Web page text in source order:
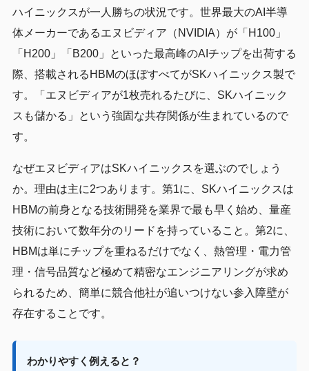
ハイニックスが一人勝ちの状況です。世界最大のAI半導
体メーカーであるエヌビディア（NVIDIA）が「H100」
「H200」「B200」といった最高峰のAIチップを出荷する
際、搭載されるHBMのほぼすべてがSKハイニックス製で
す。「エヌビディアが1枚売れるたびに、SKハイニック
スも儲かる」という強固な共存関係が生まれているので
す。
なぜエヌビディアはSKハイニックスを選ぶのでしょう
か。理由は主に2つあります。第1に、SKハイニックスは
HBMの前身となる技術開発を業界で最も早く始め、量産
技術において数年分のリードを持っていること。第2に、
HBMは単にチップを重ねるだけでなく、熱管理・電力管
理・信号品質など極めて精密なエンジニアリングが求め
られるため、簡単に競合他社が追いつけない参入障壁が
存在することです。
わかりやすく例えると？